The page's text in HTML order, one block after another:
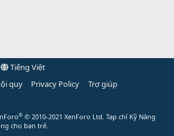
Tiếng Việt
quy Privacy Policy
Trợ giúp
® © 2010-2021 XenForo Ltd. Tạp chí Kỹ Năng
cho bạn trẻ.